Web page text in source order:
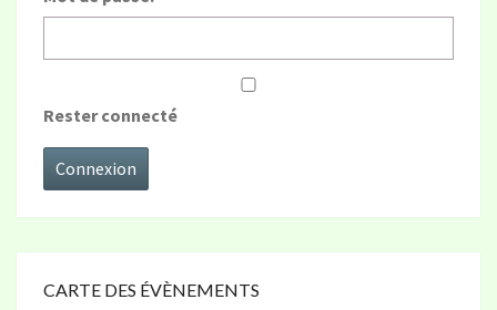
Rester connecté
Connexion
CARTE DES ÉVÈNEMENTS